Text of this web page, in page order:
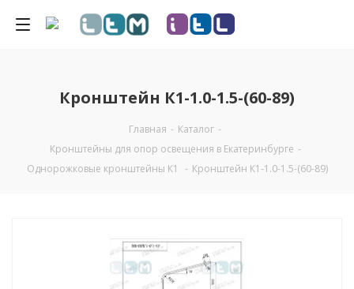
Кронштейн К1-1.0-1.5-(60-89)
Главная - Каталог -
Кронштейны для опор освещения в Екатеринбурге -
Однорожковые кронштейны К1
- Кронштейн К1-1.0-1.5-(60-89)